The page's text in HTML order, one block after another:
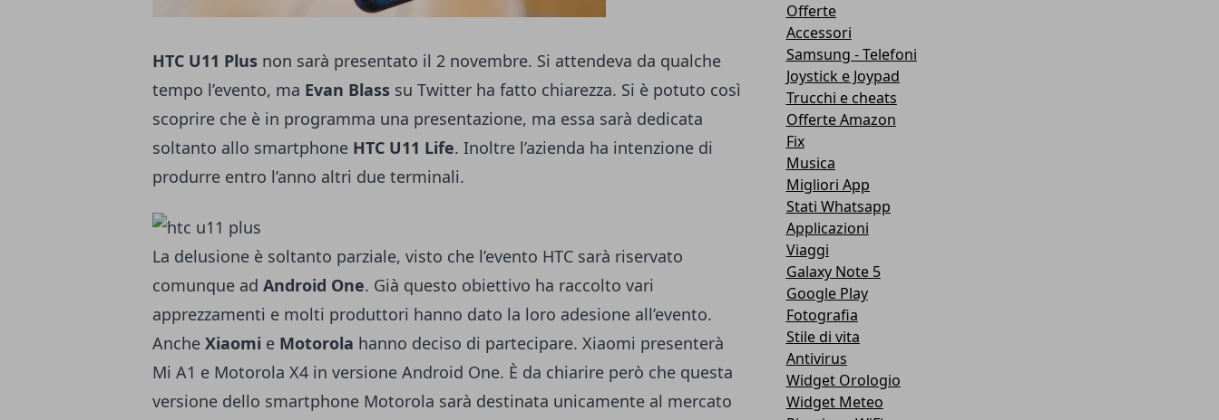
HTC U11 Plus non sarà presentato il 2 novembre. Si attendeva da qualche
tempo l’evento, ma Evan Blass su Twitter ha fatto chiarezza. Si è potuto così
scoprire che è in programma una presentazione, ma essa sarà dedicata
soltanto allo smartphone HTC U11 Life. Inoltre l’azienda ha intenzione di
produrre entro l’anno altri due terminali.
La delusione è soltanto parziale, visto che l’evento HTC sarà riservato
comunque ad Android One. Già questo obiettivo ha raccolto vari
apprezzamenti e molti produttori hanno dato la loro adesione all’evento.
Anche Xiaomi e Motorola hanno deciso di partecipare. Xiaomi presenterà
Mi A1 e Motorola X4 in versione Android One. È da chiarire però che questa
versione dello smartphone Motorola sarà destinata unicamente al mercato
Offerte
Accessori
Samsung - Telefoni
Joystick e Joypad
Trucchi e cheats
Offerte Amazon
Fix
Musica
Migliori App
Stati Whatsapp
Applicazioni
Viaggi
Galaxy Note 5
Google Play
Fotografia
Stile di vita
Antivirus
Widget Orologio
Widget Meteo